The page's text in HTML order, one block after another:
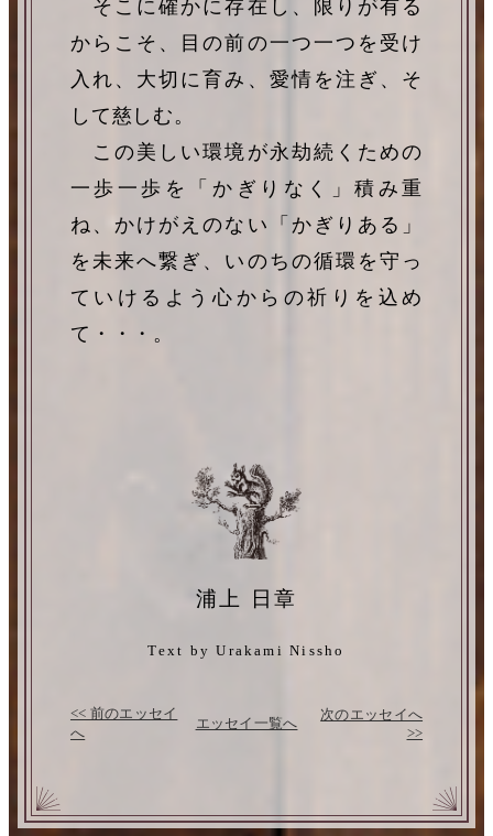
そこに確かに存在し、限りが有る
からこそ、目の前の一つ一つを受け
入れ、大切に育み、愛情を注ぎ、そ
して慈しむ。
この美しい環境が永劫続くための
一歩一歩を「かぎりなく」積み重
ね、かけがえのない「かぎりある」
を未来へ繋ぎ、いのちの循環を守っ
ていけるよう心からの祈りを込め
て・・・。
浦上 日章
Text by Urakami Nissho
<< 前のエッセイ
へ
エッセイ一覧へ
次のエッセイへ
>>